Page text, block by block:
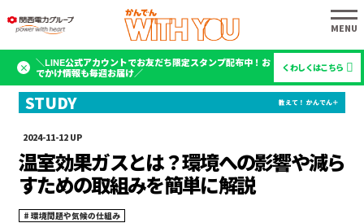
＼LINE公式アカウントでお友だち限定スタンプ配布中！お
でかけ情報も毎週お届け／
くわしくはこちら
2024-11-12
温室効果ガスとは？環境への影響や減ら
すための取組みを簡単に解説
環境問題や気候の仕組み